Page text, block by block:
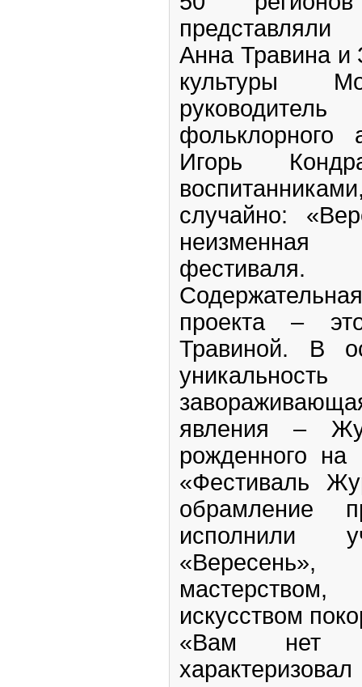
представляли
Анна Травина и
культуры
фольклорного
Игорь
случайно:
неизменная
фестиваля.
проекта –
Травиной. В
явления –
рожденного на
«Фестиваль
обрамление
исполнили
искусством
«Вам нет